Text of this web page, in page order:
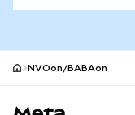
NVOon/BABAon